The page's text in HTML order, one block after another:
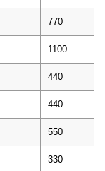
770
1100
440
440
550
330